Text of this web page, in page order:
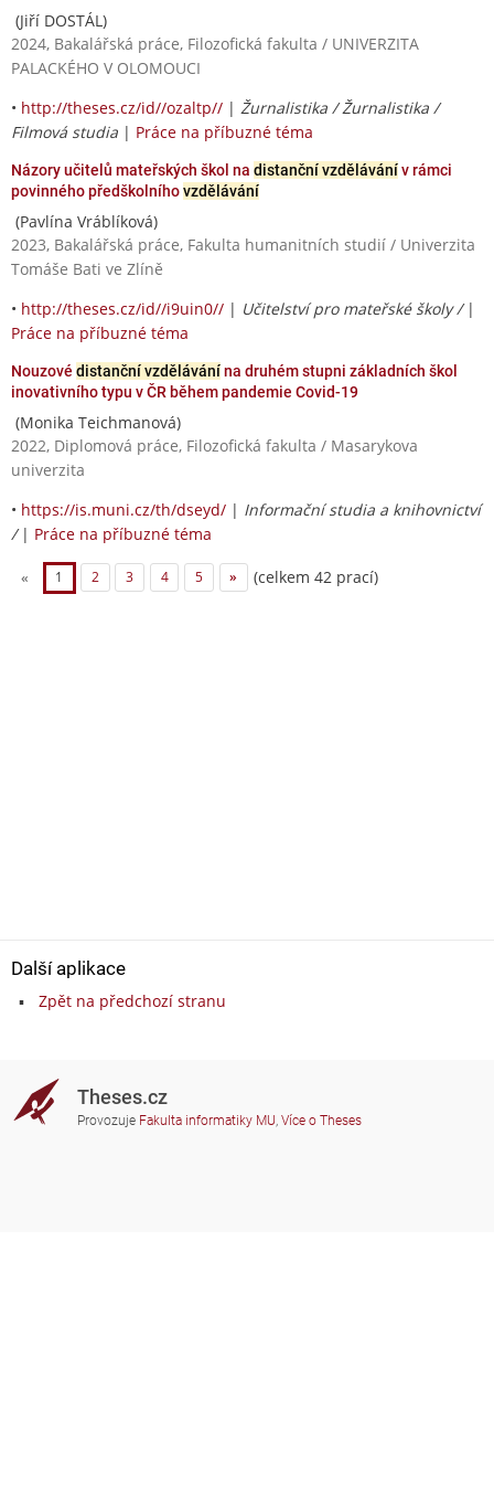
(Jiří DOSTÁL)
2024, Bakalářská práce, Filozofická fakulta / UNIVERZITA
PALACKÉHO V OLOMOUCI
• http://theses.cz/id//ozaltp// | Žurnalistika / Žurnalistika /
Filmová studia | Práce na příbuzné téma
Názory učitelů mateřských škol na distanční vzdělávánív rámci
povinného předškolníhovzdělávání
(Pavlína Vráblíková)
2023, Bakalářská práce, Fakulta humanitních studií / Univerzita
Tomáše Bati ve Zlíně
• http://theses.cz/id//i9uin0// | Učitelství pro mateřské školy / |
Práce na příbuzné téma
Nouzové distanční vzdělávánína druhém stupni základních škol
inovativního typu v ČR během pandemie Covid-19
(Monika Teichmanová)
2022, Diplomová práce, Filozofická fakulta / Masarykova
univerzita
• https://is.muni.cz/th/dseyd/ | Informační studia a knihovnictví
/ | Práce na příbuzné téma
« 1 2 3 4 5 » (celkem 42 prací)
Další aplikace
Zpět na předchozí stranu
Theses.cz
Provozuje Fakulta informatiky MU, Více o Theses